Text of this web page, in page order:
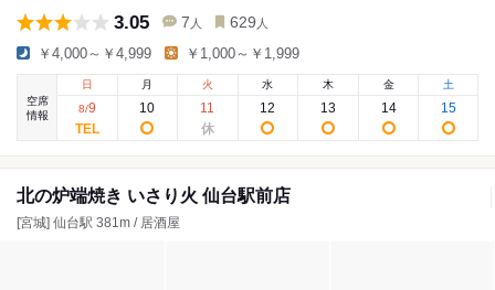
3.05 7 人 629 人
￥4,000～￥4,999 ￥1,000～￥1,999
空席
情報
日
8/9
月
10
火
11
水
12
木
13
金
14
土
15
北の炉端焼き いさり火 仙台駅前店
[宮城] 仙台駅 381m / 居酒屋